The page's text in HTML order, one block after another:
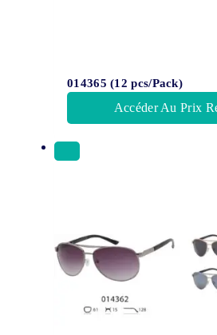
014365 (12 pcs/Pack)
Accéder Au Prix